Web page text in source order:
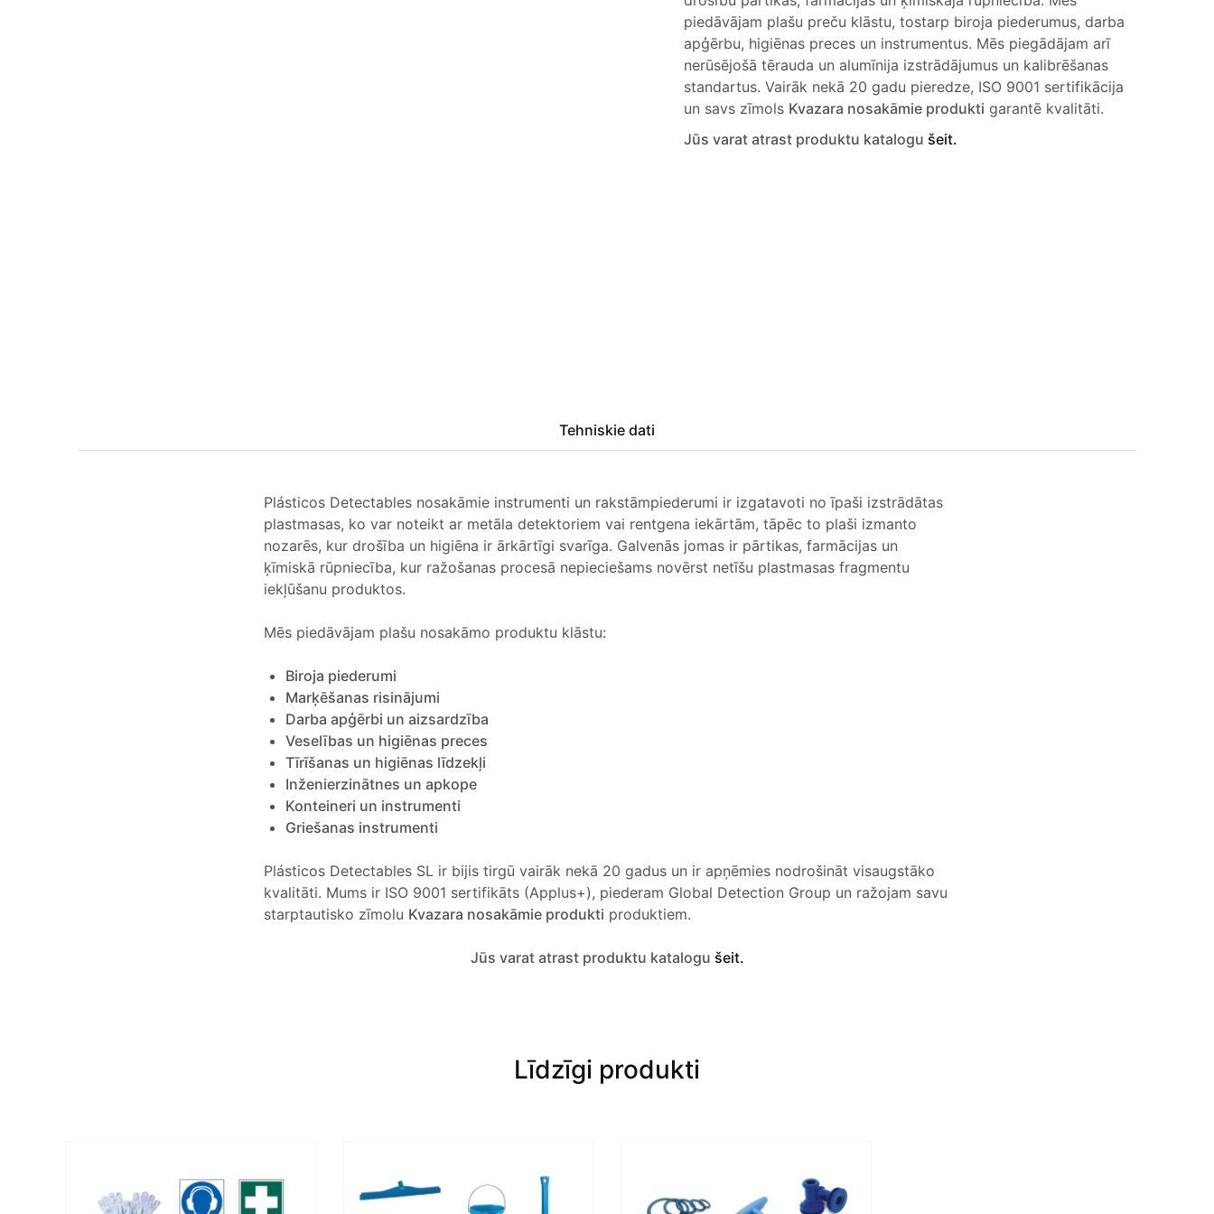
piedāvājam plašu preču klāstu, tostarp biroja piederumus, darba
apģērbu, higiēnas preces un instrumentus. Mēs piegādājam arī
nerūsējošā tērauda un alumīnija izstrādājumus un kalibrēšanas
standartus. Vairāk nekā 20 gadu pieredze, ISO 9001 sertifikācija
un savs zīmols Kvazara nosakāmie produkti garantē kvalitāti.
Jūs varat atrast produktu katalogu šeit.
Tehniskie dati
Plásticos Detectables nosakāmie instrumenti un rakstāmpiederumi ir izgatavoti no īpaši izstrādātas
plastmasas, ko var noteikt ar metāla detektoriem vai rentgena iekārtām, tāpēc to plaši izmanto
nozarēs, kur drošība un higiēna ir ārkārtīgi svarīga. Galvenās jomas ir pārtikas, farmācijas un
ķīmiskā rūpniecība, kur ražošanas procesā nepieciešams novērst netīšu plastmasas fragmentu
iekļūšanu produktos.
Mēs piedāvājam plašu nosakāmo produktu klāstu:
Biroja piederumi
Marķēšanas risinājumi
Darba apģērbi un aizsardzība
Veselības un higiēnas preces
Tīrīšanas un higiēnas līdzekļi
Inženierzinātnes un apkope
Konteineri un instrumenti
Griešanas instrumenti
Plásticos Detectables SL ir bijis tirgū vairāk nekā 20 gadus un ir apņēmies nodrošināt visaugstāko
kvalitāti. Mums ir ISO 9001 sertifikāts (Applus+), piederam Global Detection Group un ražojam savu
starptautisko zīmolu Kvazara nosakāmie produkti produktiem.
Jūs varat atrast produktu katalogu šeit.
Līdzīgi produkti